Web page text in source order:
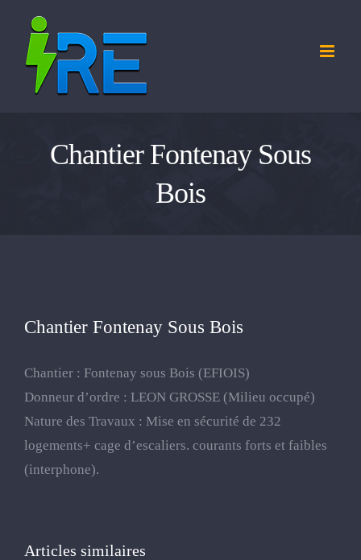
contenu
Chantier Fontenay Sous
Bois
Chantier Fontenay Sous Bois
Chantier : Fontenay sous Bois (EFIOIS)
Donneur d’ordre : LEON GROSSE (Milieu occupé)
Nature des Travaux : Mise en sécurité de 232
logements+ cage d’escaliers. courants forts et faibles
(interphone).
Articles similaires